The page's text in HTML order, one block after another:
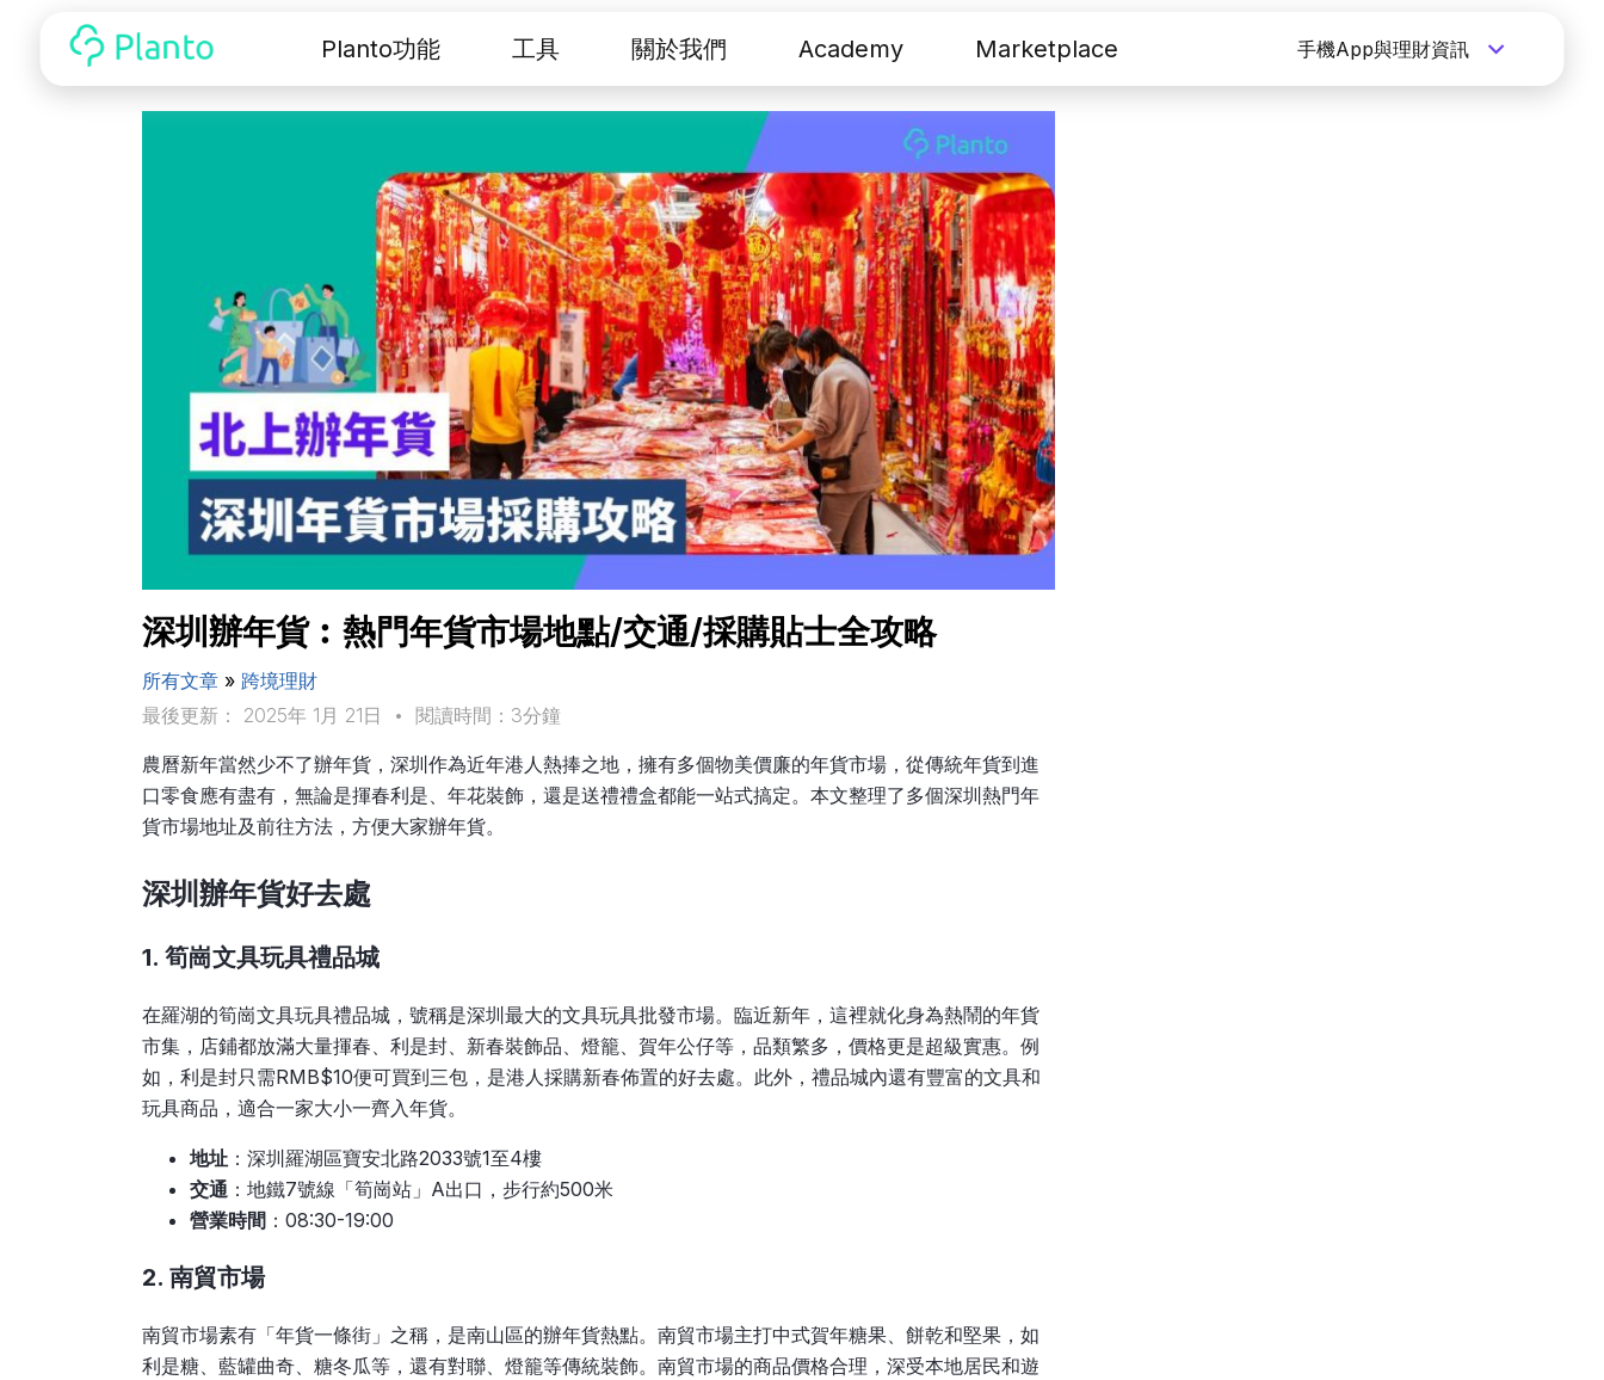
Planto功能 工具 關於我們 Academy Marketplace 手機App與理財資訊
深圳辦年貨︰熱門年貨市場地點/交通/採購貼士全攻略
所有文章» 跨境理財
最後更新： 2025年 1月 21日
• 閱讀時間：3分鐘
農曆新年當然少不了辦年貨，深圳作為近年港人熱捧之地，擁有多個物美價廉的年貨市場，從傳統年貨到進
口零食應有盡有，無論是揮春利是、年花裝飾，還是送禮禮盒都能一站式搞定。本文整理了多個深圳熱門年
貨市場地址及前往方法，方便大家辦年貨。
深圳辦年貨好去處
1. 筍崗文具玩具禮品城
在羅湖的筍崗文具玩具禮品城，號稱是深圳最大的文具玩具批發市場。臨近新年，這裡就化身為熱鬧的年貨
市集，店鋪都放滿大量揮春、利是封、新春裝飾品、燈籠、賀年公仔等，品類繁多，價格更是超級實惠。例
如，利是封只需RMB$10便可買到三包，是港人採購新春佈置的好去處。此外，禮品城內還有豐富的文具和
玩具商品，適合一家大小一齊入年貨。
地址：深圳羅湖區寶安北路2033號1至4樓
交通：地鐵7號線「筍崗站」A出口，步行約500米
營業時間 ：08:30-19:00
2. 南貿市場
南貿市場素有「年貨一條街」之稱，是南山區的辦年貨熱點。南貿市場主打中式賀年糖果、餅乾和堅果，如
利是糖、藍罐曲奇、糖冬瓜等，還有對聯、燈籠等傳統裝飾。南貿市場的商品價格合理，深受本地居民和遊